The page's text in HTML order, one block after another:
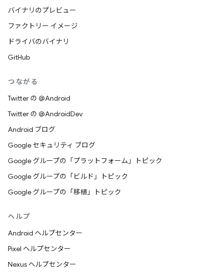
バイナリのプレビュー
ファクトリー イメージ
ドライバのバイナリ
GitHub
つながる
Twitter の @Android
Twitter の @AndroidDev
Android ブログ
Google セキュリティ ブログ
Google グループの「プラットフォーム」トピック
Google グループの「ビルド」トピック
Google グループの「移植」トピック
ヘルプ
Android ヘルプセンター
Pixel ヘルプセンター
Nexus ヘルプセンター